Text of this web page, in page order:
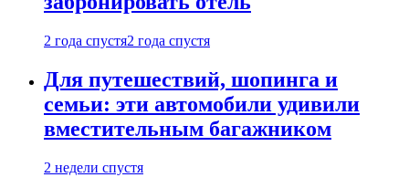
2 года спустя2 года спустя
Для путешествий, шопинга и
семьи: эти автомобили удивили
вместительным багажником
2 недели спустя